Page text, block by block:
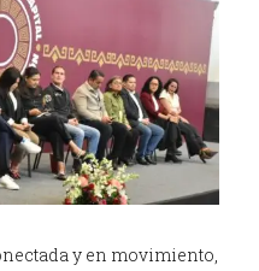
y en movimiento,